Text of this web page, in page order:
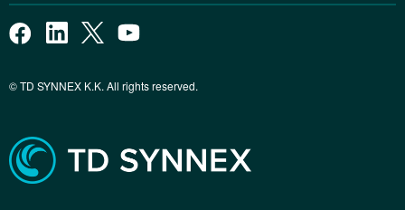
© TD SYNNEX K.K. All rights reserved.